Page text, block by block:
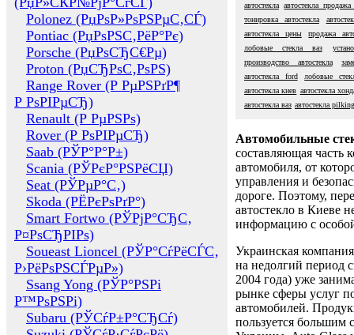
Polonez (РџРѕР»РѕРЅРµС‚СЃ)
Pontiac (РџРѕРЅС‚РёР°Рє)
Porsche (РџРѕСЂС€Рµ)
Proton (РџСЂРѕС‚РѕРЅ)
Range Rover (Р РµРЅРґР¶
Р РѕРІРµСЂ)
Renault (Р РµРЅРѕ)
Rover (Р РѕРІРµСЂ)
Saab (РЎР°Р°Р±)
Scania (РЎРєР°РЅРёСЏ)
Seat (РЎРµР°С‚)
Skoda (РЁРєРѕРґР°)
Smart Fortwo (РЎРјР°СЂС‚
Р¤РѕСЂРІРѕ)
Soueast Lioncel (РЎР°СѓРёСЃС‚
Р›РёРѕРЅСЃРµР»)
Ssang Yong (РЎР°РЅРі
Р™РѕРЅРі)
Subaru (РЎСѓР±Р°СЂСѓ)
автостекла автостекла продажа
тонировка автостекла
автостекла цены
продажа
лобовые стекла ваз
производство автостекла
автостекла ford
лобовые
автостекла киев автостекла
автостекла ваз автостекла
Автомобильные
составляющая часть
автомобиля, от
управления и
дороге. Поэтому,
автостекло в Киеве
информацию с
Украинская
на недолгий период
2004 года) уже
рынке сферы услуг
автомобилей.
пользуется большим